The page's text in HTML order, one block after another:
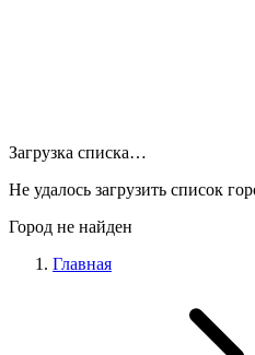
Загрузка списка…
Не удалось загрузить список
Город не найден
Главная